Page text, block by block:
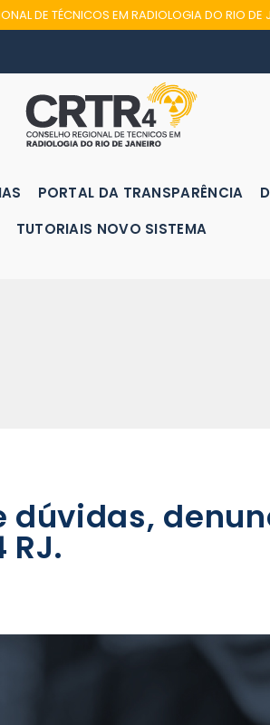
DE TÉCNICOS EM RADIOLOGIA DO RIO DE
PORTAL DA TRANSPARÊNCIA
TUTORIAIS NOVO SISTEMA
dúvidas,
RJ.